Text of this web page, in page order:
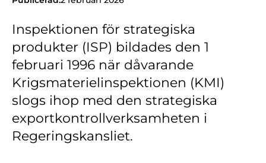
Inspektionen för strategiska
produkter (ISP) bildades den 1
februari 1996 när dåvarande
Krigsmaterielinspektionen (KMI)
slogs ihop med den strategiska
exportkontrollverksamheten i
Regeringskansliet.